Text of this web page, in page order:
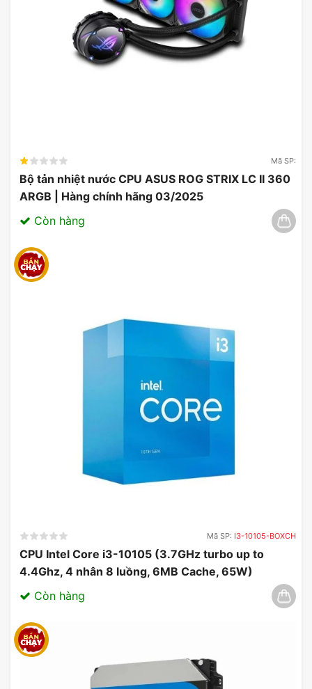
Mã SP:
Bộ tản nhiệt nước CPU ASUS ROG STRIX LC II 360
ARGB | Hàng chính hãng 03/2025
Còn hàng
Mã SP: I3-10105-BOXCH
CPU Intel Core i3-10105 (3.7GHz turbo up to
4.4Ghz, 4 nhân 8 luồng, 6MB Cache, 65W)
03/2025
Còn hàng